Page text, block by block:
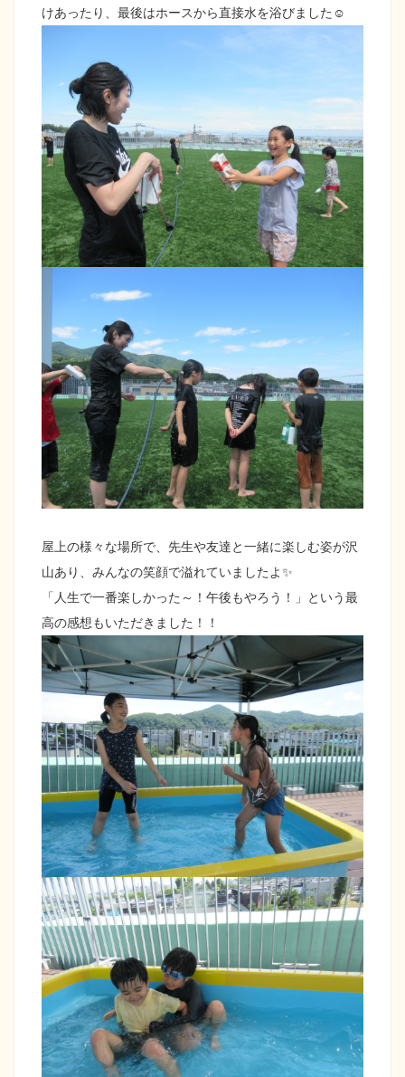
けあったり、最後はホースから直接水を浴びました☺
屋上の様々な場所で、先生や友達と一緒に楽しむ姿が沢
山あり、みんなの笑顔で溢れていましたよ✨
「人生で一番楽しかった～！午後もやろう！」という最
高の感想もいただきました！！